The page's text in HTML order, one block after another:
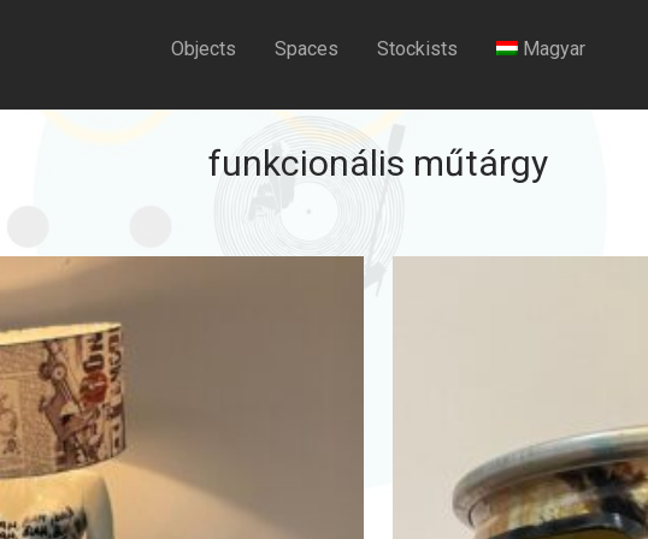
Objects Spaces Stockists Magyar
funkcionális műtárgy